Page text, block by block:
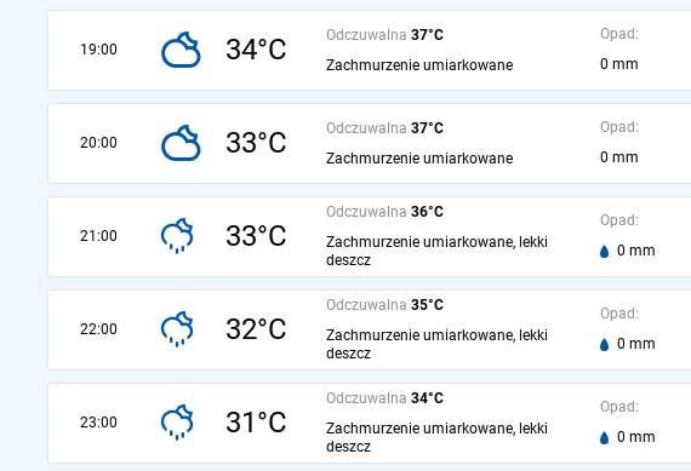
19:00 34°C Odczuwalna 37°C
Zachmurzenie umiarkowane
Opad:
0 mm
20:00 33°C Odczuwalna 37°C
Zachmurzenie umiarkowane
Opad:
0 mm
21:00 33°C
Odczuwalna 36°C
Zachmurzenie umiarkowane, lekki
deszcz
Opad:
0 mm
22:00 32°C
Odczuwalna 35°C
Zachmurzenie umiarkowane, lekki
deszcz
Opad:
0 mm
23:00 31°C
Odczuwalna 34°C
Zachmurzenie umiarkowane, lekki
deszcz
Opad:
0 mm